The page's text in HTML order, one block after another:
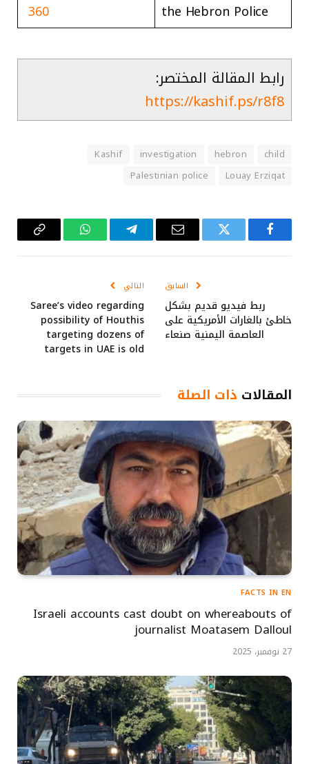
the Hebron Police
360
رابط المقالة المختصر:
https://kashif.ps/r8f8
child
hebron
investigation
Kashif
Louay Erziqat
Palestinian police
فيسبوك تويتر
البريد
تيلقرام واتساب Copy
السابق
ربط فيديو قديم بشكل
خاطئ بالغارات الأمريكية على
العاصمة اليمنية صنعاء
التالي
Saree’s video regarding
possibility of Houthis
targeting dozens of
targets in UAE is old
المقالات ذات الصلة
FACTS IN EN
Israeli accounts cast doubt on whereabouts of
journalist Moatasem Dalloul
27 نوفمبر، 2025